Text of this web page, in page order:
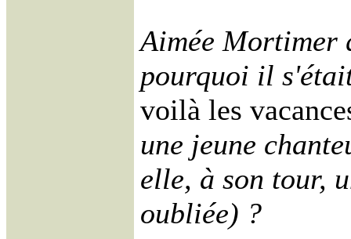
Aimée Mortimer
pourquoi il
voilà les
une jeune
elle, à son tour,
oubliée) ?